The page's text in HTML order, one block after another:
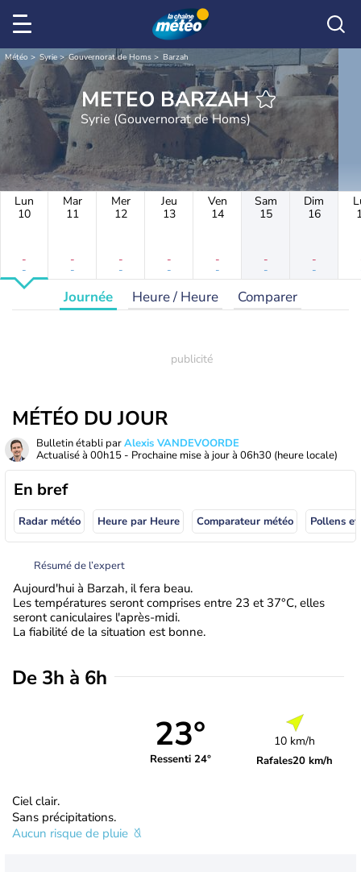
Météo Syrie Gouvernorat de Homs Barzah
METEO BARZAH
Syrie (Gouvernorat de Homs)
Lun
10
-
-
Mar
11
-
-
Mer
12
-
-
Jeu
13
-
-
Ven
14
-
-
Sam
15
-
-
Dim
16
-
-
Journée Heure / Heure Comparer
MÉTÉO DU JOUR
Bulletin établi parAlexis VANDEVOORDE
Actualisé à 00h15 - Prochaine mise à jour à 06h30 (heure locale)
En bref
Radar météo Heure par Heure Comparateur météo Pollens
Résumé de l’expert
Aujourd'hui à Barzah, il fera beau.
Les températures seront comprises entre 23 et 37°C, elles
seront caniculaires l'après-midi.
La fiabilité de la situation est bonne.
De 3h à 6h
23°
Ressenti 24°
10 km/h
Rafales20 km/h
Ciel clair.
Sans précipitations.
Aucun risque de pluie